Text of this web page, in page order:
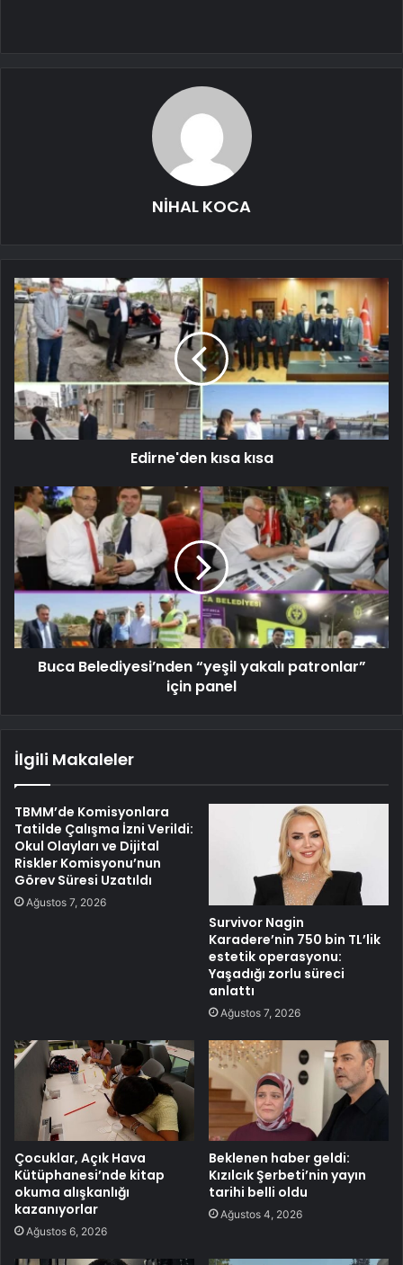
NİHAL KOCA
Edirne'den kısa kısa
Buca Belediyesi’nden “yeşil yakalı patronlar”
için panel
İlgili Makaleler
TBMM’de Komisyonlara
Tatilde Çalışma İzni Verildi:
Okul Olayları ve Dijital
Riskler Komisyonu’nun
Görev Süresi Uzatıldı
Ağustos 7, 2026
Survivor Nagin
Karadere’nin 750 bin TL’lik
estetik operasyonu:
Yaşadığı zorlu süreci
anlattı
Ağustos 7, 2026
Çocuklar, Açık Hava
Kütüphanesi’nde kitap
okuma alışkanlığı
kazanıyorlar
Ağustos 6, 2026
Beklenen haber geldi:
Kızılcık Şerbeti’nin yayın
tarihi belli oldu
Ağustos 4, 2026